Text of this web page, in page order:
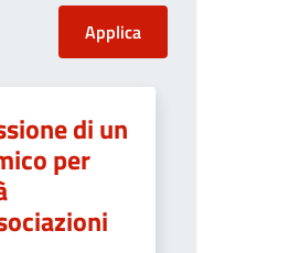
di un
per